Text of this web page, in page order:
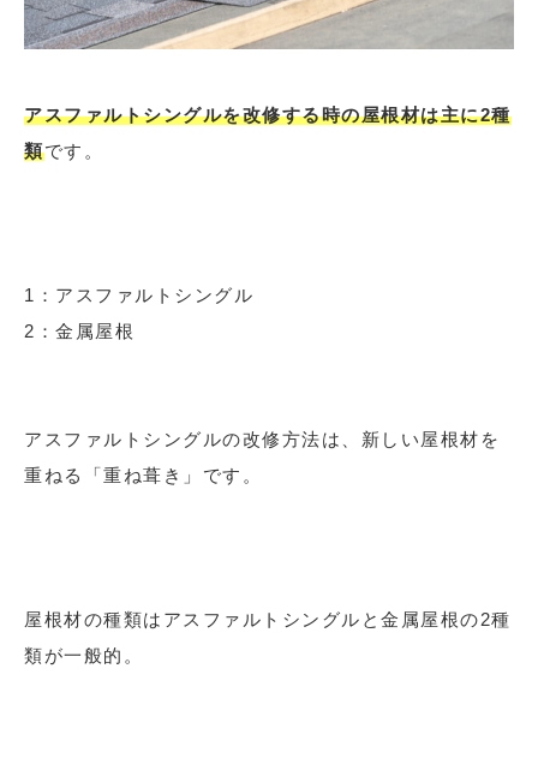
アスファルトシングルを改修する時の屋根材は主に2種
類です。
1：アスファルトシングル
2：金属屋根
アスファルトシングルの改修方法は、新しい屋根材を
重ねる「重ね葺き」です。
屋根材の種類はアスファルトシングルと金属屋根の2種
類が一般的。